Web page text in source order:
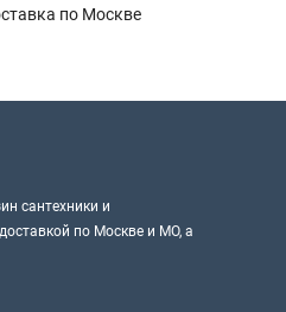
по Москве
сантехники и
по Москве и МО, а